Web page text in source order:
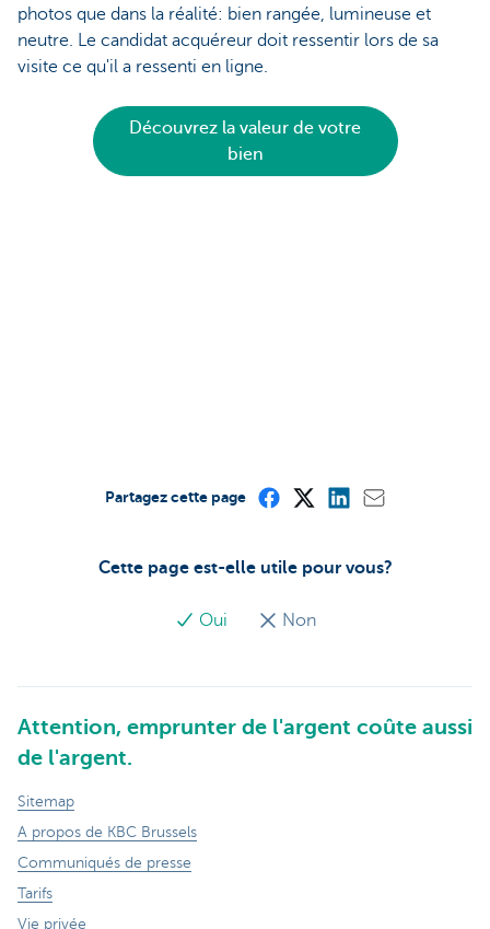
photos que dans la réalité: bien rangée, lumineuse et
neutre. Le candidat acquéreur doit ressentir lors de sa
visite ce qu'il a ressenti en ligne.
Découvrez la valeur de votre
bien
Cette page est-elle utile pour vous?
Oui Non
Partagez cette page
Attention, emprunter de l'argent coûte aussi
de l'argent.
Sitemap
A propos de KBC Brussels
Communiqués de presse
Tarifs
Vie privée